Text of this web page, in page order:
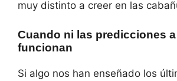
muy distinto a creer en las
Cuando ni las predicciones
funcionan
Si algo nos han enseñado los